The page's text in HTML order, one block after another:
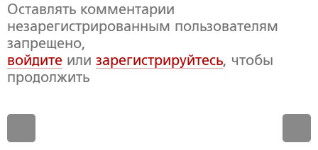
Оставлять комментарии
незарегистрированным пользователям
запрещено,
войдите или зарегистрируйтесь, чтобы
продолжить